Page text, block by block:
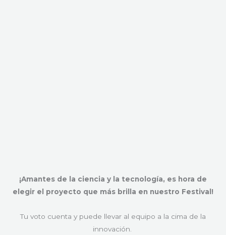
¡Amantes de la ciencia y la tecnología, es hora de
elegir el proyecto que más brilla en nuestro Festival!
Tu voto cuenta y puede llevar al equipo a la cima de la
innovación.